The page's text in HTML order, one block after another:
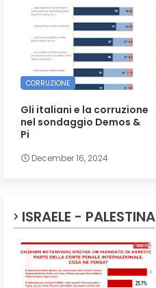
CORRUZIONE
Gli italiani e la corruzione
nel sondaggio Demos &
Pi
December 16, 2024
ISRAELE - PALESTINA